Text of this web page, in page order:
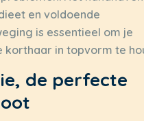
en voldoende
is essentieel om je
korthaar in topvorm te
de perfecte